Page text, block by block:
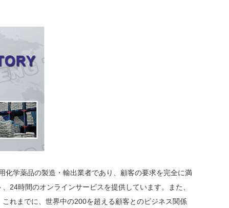
学薬品の製造・輸出業者であり、顧客の要求を完全に満
24時間のオンラインサービスを提供しています。また、
れまでに、世界中の200を超える顧客とのビジネス関係